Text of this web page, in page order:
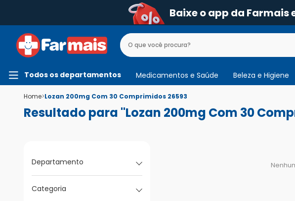
Baixe o app da
Todos os departamentos Medicamentos e Saúde Beleza e Higiene
Home>Lozan 200mg Com 30 Comprimidos 26593
Resultado para "Lozan 200mg Com 30
Departamento
Categoria